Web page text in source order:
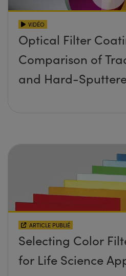
VIDÉO
Optical Filter
Comparison of
and Hard-
ARTICLE PUBLIÉ
Selecting Color
for Life Science